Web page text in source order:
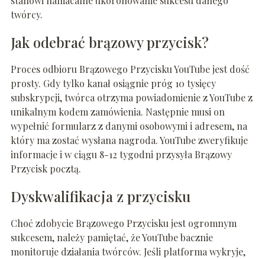
twórcy.
Jak odebrać brązowy przycisk?
Proces odbioru Brązowego Przycisku YouTube jest dość
prosty. Gdy tylko kanał osiągnie próg 10 tysięcy
subskrypcji, twórca otrzyma powiadomienie z YouTube z
unikalnym kodem zamówienia. Następnie musi on
wypełnić formularz z danymi osobowymi i adresem, na
który ma zostać wysłana nagroda. YouTube zweryfikuje
informacje i w ciągu 8-12 tygodni przysyła Brązowy
Przycisk pocztą.
Dyskwalifikacja z przycisku
Choć zdobycie Brązowego Przycisku jest ogromnym
sukcesem, należy pamiętać, że YouTube bacznie
monitoruje działania twórców. Jeśli platforma wykryje,